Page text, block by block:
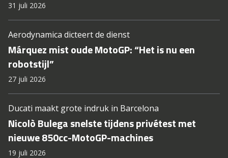
31 juli 2026
Aerodynamica dicteert de dienst
Márquez mist oude MotoGP: “Het is nu een
robotstijl”
27 juli 2026
Ducati maakt grote indruk in Barcelona
Nicolò Bulega snelste tijdens privétest met
nieuwe 850cc-MotoGP-machines
19 juli 2026